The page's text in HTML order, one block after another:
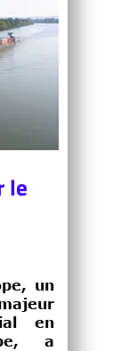
le
un
en
a